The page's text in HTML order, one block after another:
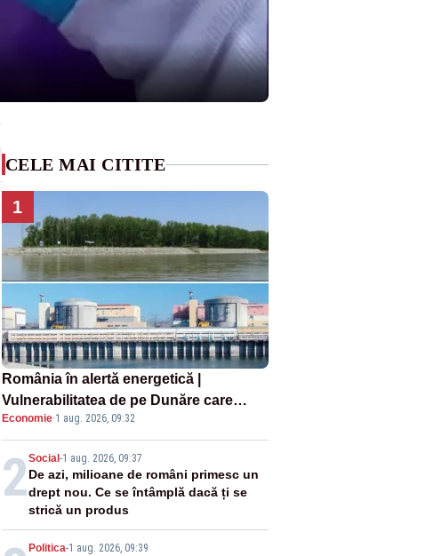
CELE MAI CITITE
1
România în alertă energetică |
Vulnerabilitatea de pe Dunăre care
pune în pericol Centrala Cernavodă era
cunoscută de pe vremea lui Ceaușescu
Economie·1 aug. 2026, 09:32
2Social -1 aug. 2026, 09:37
De azi, milioane de români primesc un
drept nou. Ce se întâmplă dacă ți se
strică un produs
Politica-1 aug. 2026, 09:39